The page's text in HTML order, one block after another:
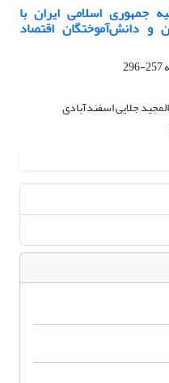
جمهوری اسلامی ایران با
و دانش‌آموختگان اقتصاد
257-296
جلایی اسفندآبادی